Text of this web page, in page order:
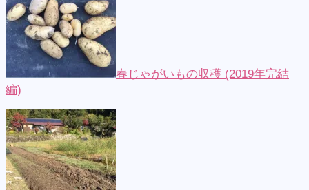
春じゃがいもの収穫 (2019年完結
編)